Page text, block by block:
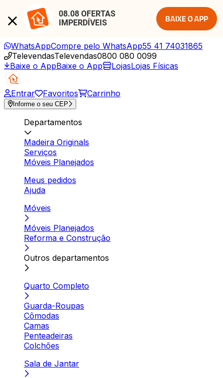
08.08 OFERTAS
IMPERDÍVEIS
BAIXE O APP
WhatsAppCompre pelo WhatsApp55 41 74031865
TelevendasTelevendas0800 080 0099
Baixe o AppBaixe o App LojasLojas Físicas
Entrar Favoritos Carrinho
Informe o seu CEP
Departamentos
Madeira Originals
Serviços
Móveis Planejados
Meus pedidos
Ajuda
Móveis
Móveis Planejados
Reforma e Construção
Outros departamentos
Quarto Completo
Guarda-Roupas
Cômodas
Camas
Penteadeiras
Colchões
Sala de Jantar